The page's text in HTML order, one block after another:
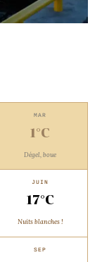
MAR
1°C
Dégel, boue
JUIN
17°C
Nuits blanches !
SEP